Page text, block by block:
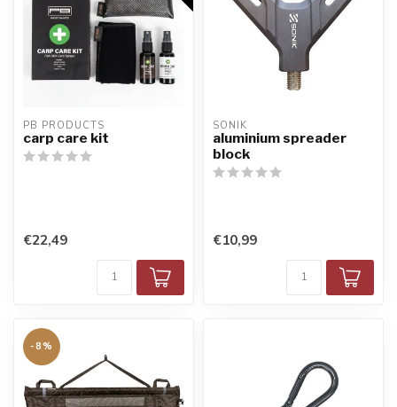
PB PRODUCTS
carp care kit
€22,49
SONIK
aluminium spreader
block
€10,99
-8%